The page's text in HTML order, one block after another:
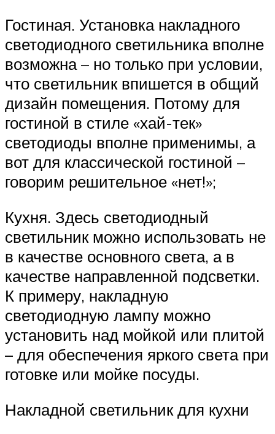
Гостиная. Установка накладного
светодиодного светильника вполне
возможна – но только при условии,
что светильник впишется в общий
дизайн помещения. Потому для
гостиной в стиле «хай-тек»
светодиоды вполне применимы, а
вот для классической гостиной –
говорим решительное «нет!»;
Кухня. Здесь светодиодный
светильник можно использовать не
в качестве основного света, а в
качестве направленной подсветки.
К примеру, накладную
светодиодную лампу можно
установить над мойкой или плитой
– для обеспечения яркого света при
готовке или мойке посуды.
Накладной светильник для кухни